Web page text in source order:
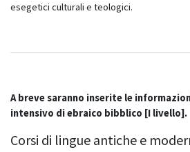
esegetici culturali e teologici.
A breve saranno inserite le
intensivo di ebraico bibblico [I livello].
Corsi di lingue antiche e